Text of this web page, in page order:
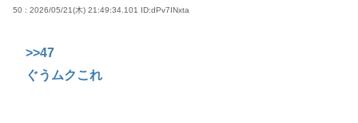
50 : 2026/05/21(木) 21:49:34.101 ID:dPv7INxta
>>47
ぐうムクこれ